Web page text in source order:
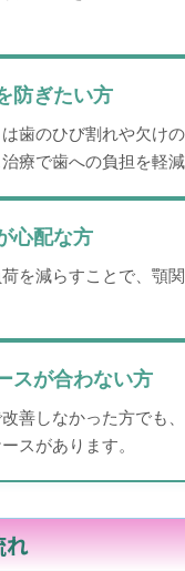
防ぎたい方
歯のひび割れや欠け
療で歯への負担を軽減
心配な方
を減らすことで、顎
スが合わない方
善しなかった方でも
スがあります。